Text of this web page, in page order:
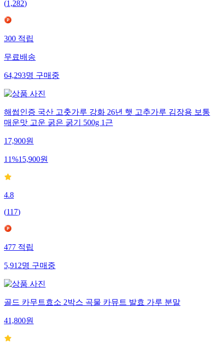
(1,282)
300적립
무료배송
64,293명구매중
해썹인증 국산 고춧가루 강화 26년 햇 고추가루 김장용 보통
매운맛 고운 굵은 굵기 500g 1근
17,900원
11%15,900원
4.8
(117)
477적립
5,912명구매중
골드 카무트효소 2박스 곡물 카뮤트 발효 가루 분말
41,800원